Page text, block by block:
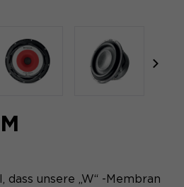
dass unsere „W“ -Membran